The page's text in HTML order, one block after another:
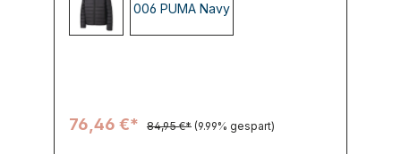
003 PUMA Black
006 PUMA Navy
76,46 €* 84,95 €* (9.99% gespart)